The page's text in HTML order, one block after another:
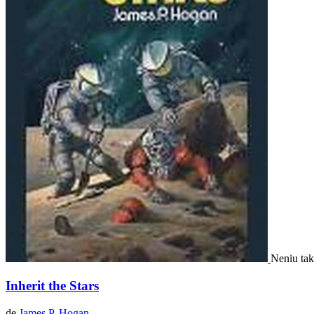
Neniu
Inherit the Stars